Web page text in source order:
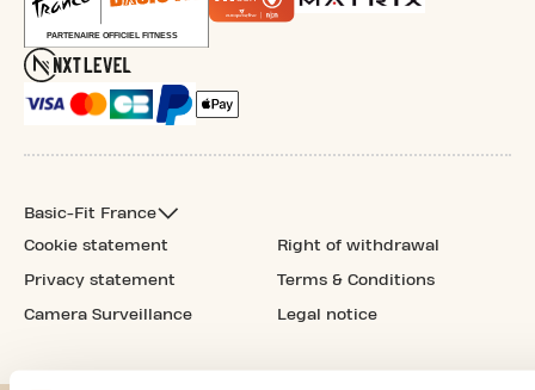
Basic-Fit France
Cookie statement
Privacy statement
Camera Surveillance
Right of withdrawal
Terms & Conditions
Legal notice